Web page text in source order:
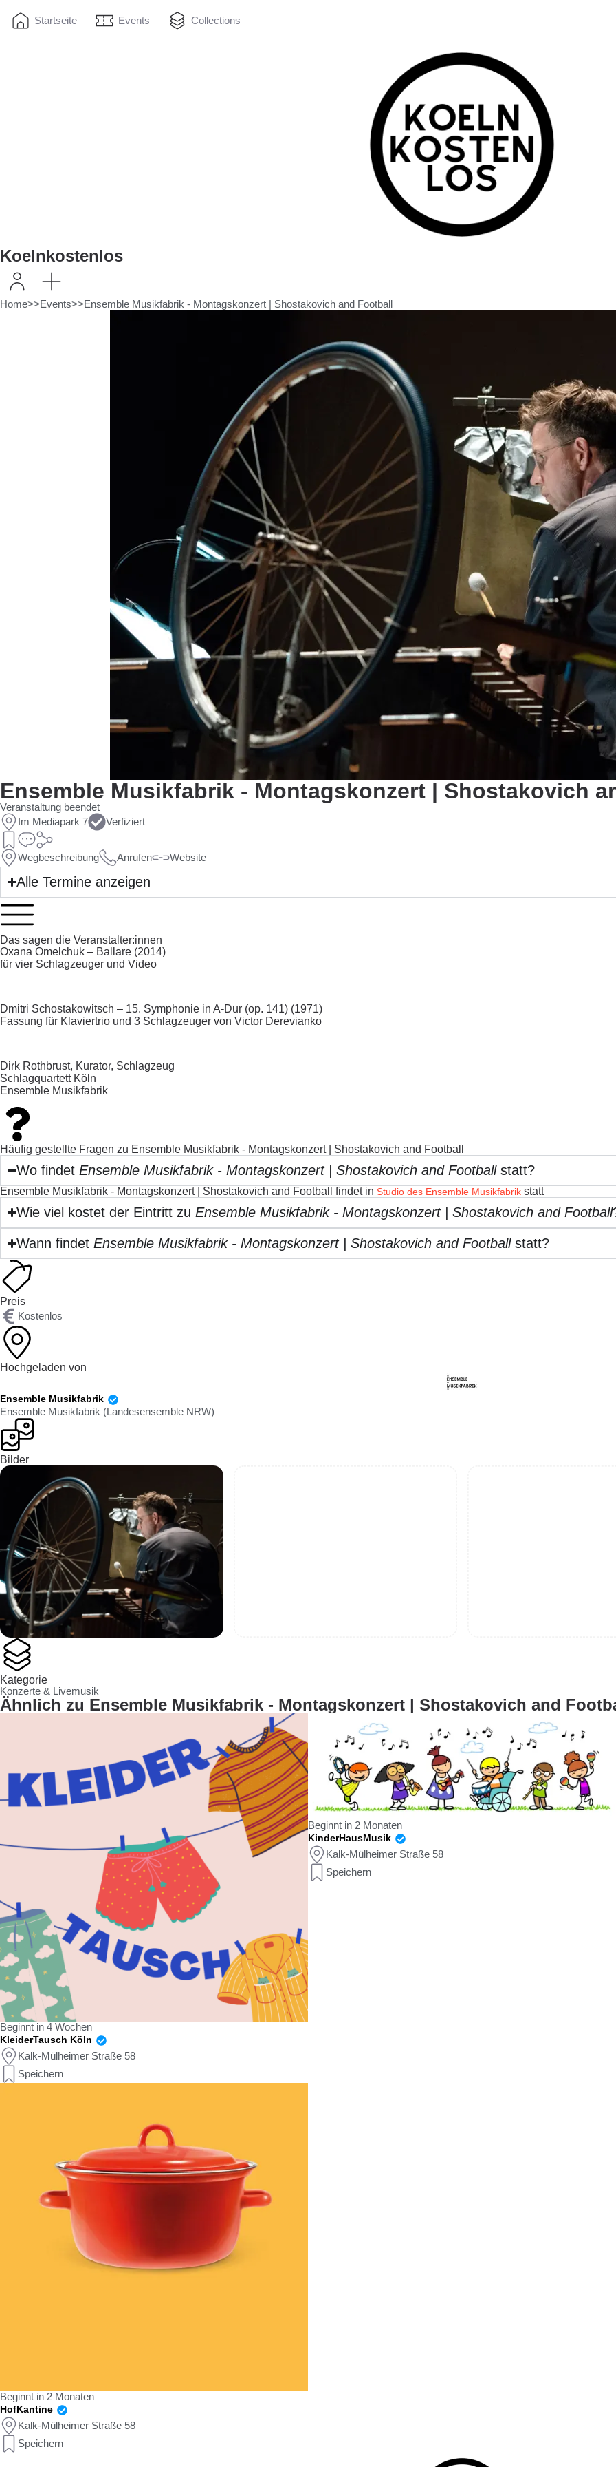
Startseite Events Collections
Koelnkostenlos
Home>>Events>>Ensemble Musikfabrik - Montagskonzert | Shostakovich and Football
Ensemble Musikfabrik - Montagskonzert | Shostakovich
Veranstaltung beendet
Im Mediapark 7
Verfiziert
Wegbeschreibung Anrufen Website
Alle Termine anzeigen
Das sagen die Veranstalter:innen
Oxana Omelchuk – Ballare (2014)
für vier Schlagzeuger und Video
Dmitri Schostakowitsch – 15. Symphonie in A-Dur (op. 141) (1971)
Fassung für Klaviertrio und 3 Schlagzeuger von Victor Derevianko
Dirk Rothbrust, Kurator, Schlagzeug
Schlagquartett Köln
Ensemble Musikfabrik
Häufig gestellte Fragen zu Ensemble Musikfabrik - Montagskonzert | Shostakovich and Football
Wo findetEnsemble Musikfabrik - Montagskonzert | Shostakovich and Footballstatt?
Ensemble Musikfabrik - Montagskonzert | Shostakovich and Football findet in Studio des Ensemble Musikfabrik statt
Wie viel kostet der Eintritt zuEnsemble Musikfabrik - Montagskonzert | Shostakovich and Football
Wann findetEnsemble Musikfabrik - Montagskonzert | Shostakovich and Footballstatt?
Preis
Kostenlos
Hochgeladen von
Ensemble Musikfabrik
Ensemble Musikfabrik (Landesensemble NRW)
Bilder
Kategorie
Konzerte & Livemusik
Ähnlich zu Ensemble Musikfabrik - Montagskonzert | Shostakovich and
Beginnt in 4 Wochen
KleiderTausch Köln
Kalk-Mülheimer Straße 58
Speichern
Beginnt in 2 Monaten
KinderHausMusik
Kalk-Mülheimer Straße 58
Speichern
Beginnt in 2 Monaten
HofKantine
Kalk-Mülheimer Straße 58
Speichern